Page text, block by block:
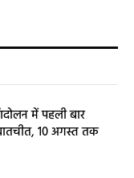
में पहली बार
10 अगस्त तक